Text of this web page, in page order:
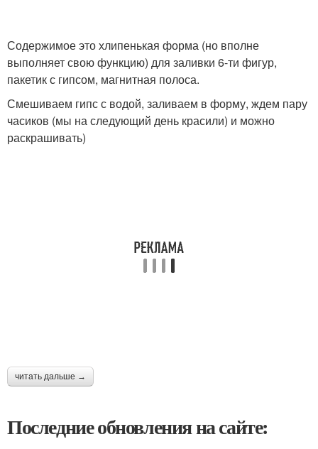
Содержимое это хлипенькая форма (но вполне
выполняет свою функцию) для заливки 6-ти фигур,
пакетик с гипсом, магнитная полоса.
Смешиваем гипс с водой, заливаем в форму, ждем пару
часиков (мы на следующий день красили) и можно
раскрашивать)
читать дальше →
Последние обновления на сайте: